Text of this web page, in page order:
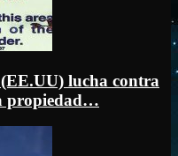
lucha contra
propiedad…